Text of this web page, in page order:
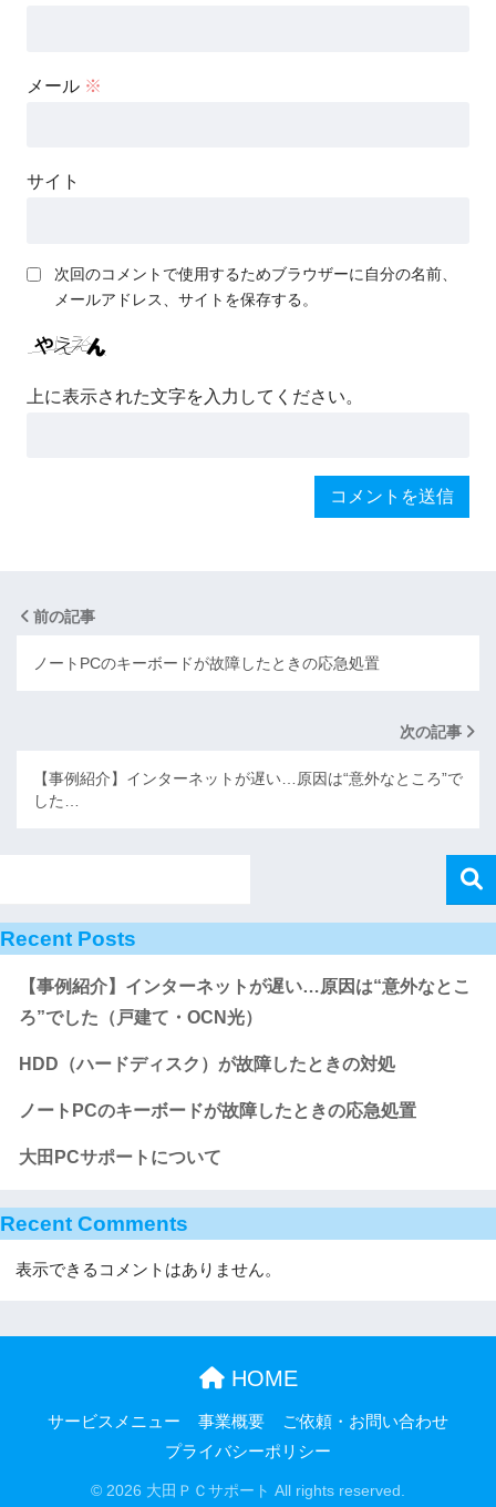
メール ※
サイト
次回のコメントで使用するためブラウザーに自分の名前、
メールアドレス、サイトを保存する。
上に表示された文字を入力してください。
前の記事
ノートPCのキーボードが故障したときの応急処置
次の記事
【事例紹介】インターネットが遅い…原因は“意外なところ”で
した…
Recent Posts
【事例紹介】インターネットが遅い…原因は“意外なとこ
ろ”でした（戸建て・OCN光）
HDD（ハードディスク）が故障したときの対処
ノートPCのキーボードが故障したときの応急処置
大田PCサポートについて
Recent Comments
表示できるコメントはありません。
HOME
サービスメニュー 事業概要
ご依頼・お問い合わせ
プライバシーポリシー
© 2026 大田ＰＣサポート All rights reserved.